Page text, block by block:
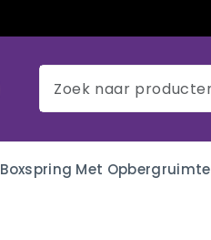
Boxspring Met Opbergruimte